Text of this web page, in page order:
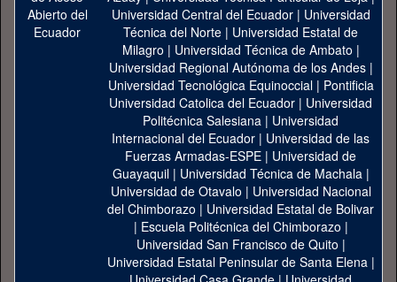
Universidad Central del Ecuador| Universidad
Técnica del Norte | Universidad Estatal de
Milagro | Universidad Técnica de Ambato |
Universidad Regional Autónoma de los Andes|
Universidad Tecnológica Equinoccial| Pontificia
Universidad Catolica del Ecuador | Universidad
Politécnica Salesiana | Universidad
Internacional del Ecuador | Universidad de las
Fuerzas Armadas-ESPE | Universidad de
Guayaquil| Universidad Técnica de Machala|
Universidad de Otavalo | Universidad Nacional
del Chimborazo | Universidad Estatal de Bolivar
| Escuela Politécnica del Chimborazo |
Universidad San Francisco de Quito |
Universidad Estatal Peninsular de Santa Elena|